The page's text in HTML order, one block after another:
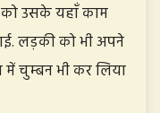
उसके यहाँ काम
लड़की को भी अपने
में चुम्बन भी कर लिया